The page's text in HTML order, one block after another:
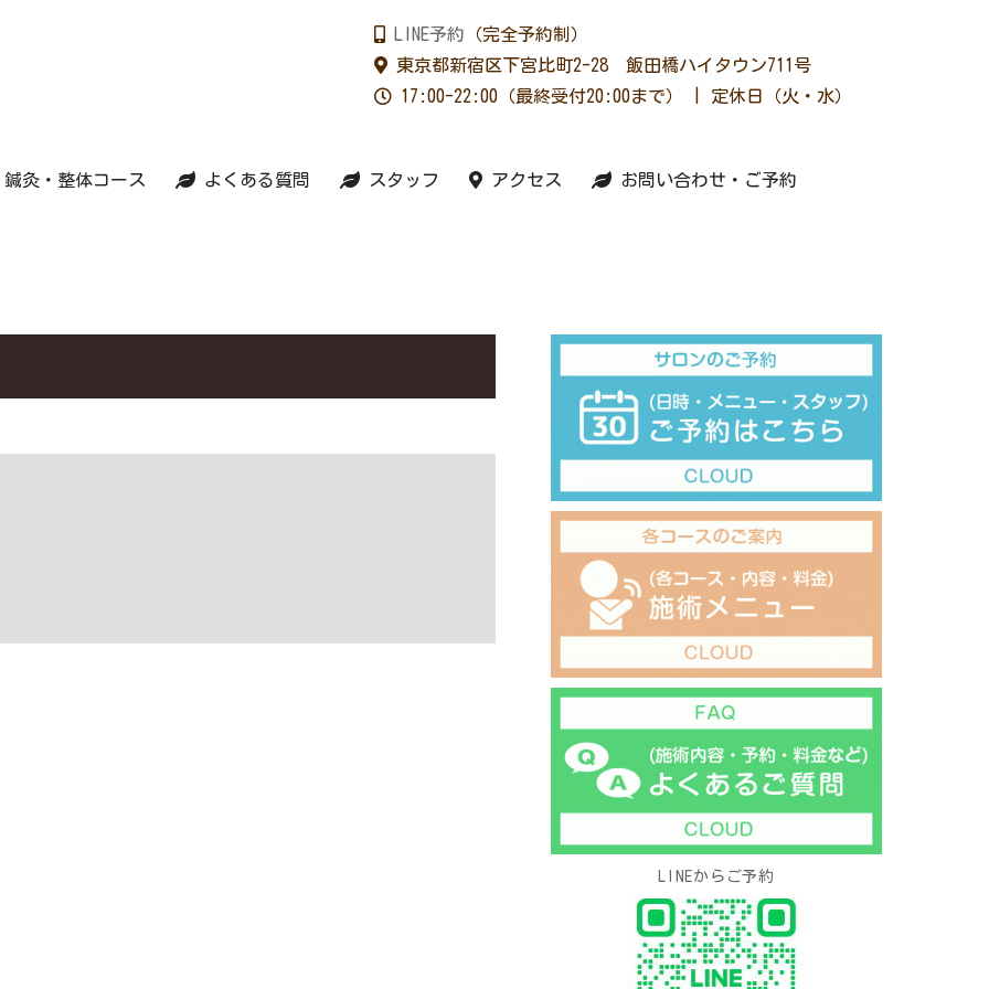
LINE予約 （完全予約制）
東京都新宿区下宮比町2-28 飯田橋ハイタウン711号
17:00-22:00（最終受付20:00まで） | 定休日（火・水）
鍼灸・整体コース よくある質問 スタッフ アクセス お問い合わせ・ご予約
LINEからご予約